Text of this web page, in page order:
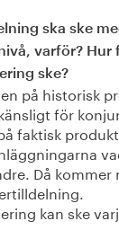
ska ske
varför? Hur
ske?
på historisk
för
faktisk
Då
kan ske